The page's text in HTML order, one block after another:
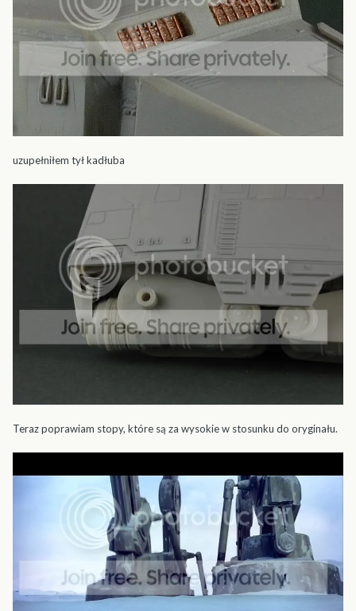
uzupełniłem tył kadłuba
Teraz poprawiam stopy, które są za wysokie w stosunku do oryginału.